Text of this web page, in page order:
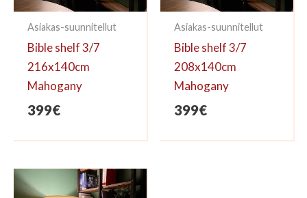
Asiakas-suunnitellut
Bible shelf 3/7
216x140cm
Mahogany
399€
Asiakas-suunnitellut
Bible shelf 3/7
208x140cm
Mahogany
399€